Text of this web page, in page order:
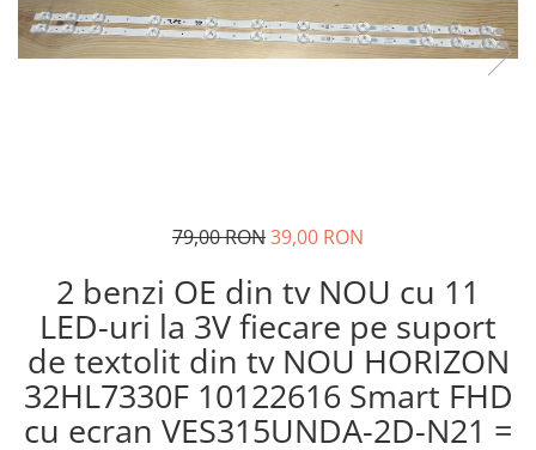
79,00 RON39,00 RON
2 benzi OE din tv NOU cu 11
LED-uri la 3V fiecare pe suport
de textolit din tv NOU HORIZON
32HL7330F 10122616 Smart FHD
cu ecran VES315UNDA-2D-N21 =